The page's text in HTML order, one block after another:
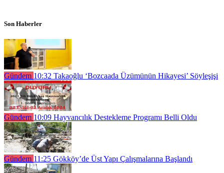
Son Haberler
Gündem 10:32 Takaoğlu ‘Bozcaada Üzümünün Hikayesi’ Söyleşişi
Gündem 10:09 Hayvancılık Destekleme Programı Belli Oldu
Gündem 11:25 Gökköy’de Üst Yapı Çalışmalarına Başlandı